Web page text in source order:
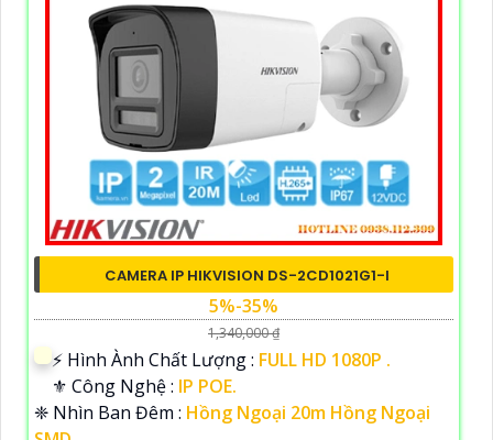
CAMERA IP HIKVISION DS-2CD1021G1-I
5%-35%
1,340,000 ₫
️⚡ Hình Ành Chất Lượng : FULL HD 1080P .
⚜️ Công Nghệ : IP POE.
❈ Nhìn Ban Đêm : Hồng Ngoại 20m Hồng Ngoại